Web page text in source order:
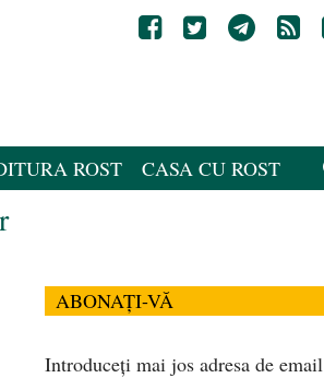
ROST CASA CU ROST
ABONAȚI-VĂ
Introduceți mai jos adresa de email